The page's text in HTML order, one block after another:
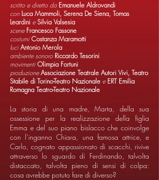
scritto e diretto da Emanuele Aldrovandi
con Luca Mammoli, Serena De Siena, Tomas
Leardini eSilvia Valsesia
scene Francesco Fassone
costumiCostanza Maramotti
luciAntonio Merola
ambiente sonoro Riccardo Tesorini
movimentiOlimpia Fortuni
produzioneAssociazione Teatrale Autori Vivi, Teatro
Stabile di Torino-Teatro Nazionale e ERT Emilia
Romagna Teatro-Teatro Nazionale
La storia di una madre, Marta, della sua
ossessione per la realizzazione della figlia
Emma e del suo piano bislacco che coinvolge
con l’inganno Chiara, una famosa attrice, e
Carlo, cognato appassionato di scacchi, rivive
attraverso lo sguardo di Ferdinando, talvolta
distaccato, talvolta pieno di sensi di colpa:
cosa avrebbe potuto fare di diverso?